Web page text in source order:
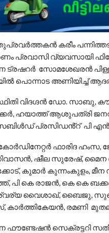
കരീം
പ്രവാസി വ്യവസായി
സോമശേഖരൻ
പൊന്നാട അണിയിച്ച്
വിദഗ്ദൻ ഡോ. സാബു,
ഹയാത്ത് ആശുപത്രി
പ്രസിഡൻ്റ് പി എൻ
ഫാരിദ
ഷീല സുരേഷ്, മൈന
കുമാർ കുന്നംകുളം,
പി കെ രാജൻ, കെ കെ
വൈശാഖ്, ബൈജു,
കാർത്തികേയൻ, രമണി
സെക്രട്ടറി